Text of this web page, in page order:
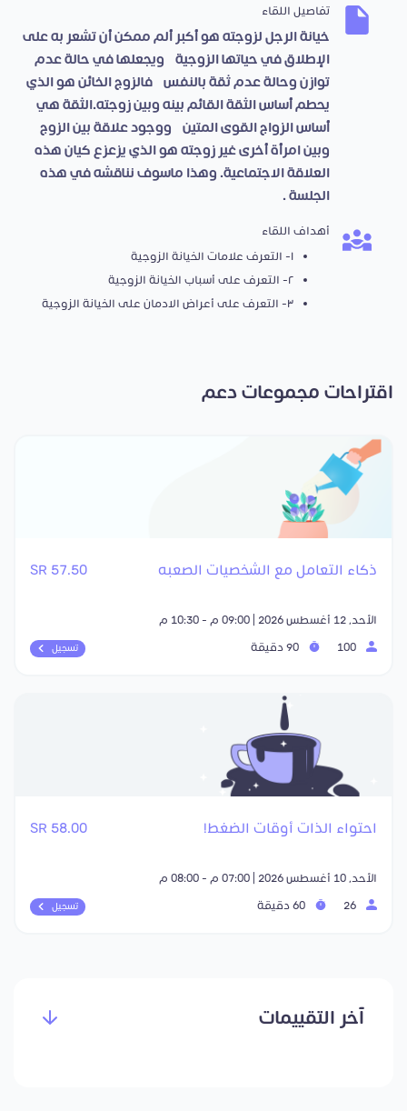
تفاصيل اللقاء
خيانة الرجل لزوجته هو أكبر ألم ممكن أن تشعر به على
الإطلاق في حياتها الزوجية، ويجعلها في حالة عدم
توازن وحالة عدم ثقة بالنفس، فالزوج الخائن هو الذي
يحطم أساس الثقة القائم بينه وبين زوجته. الثقة هي
أساس الزواج القوى المتين، ووجود علاقة بين الزوج
وبين امرأة أخرى غير زوجته هو الذي يزعزع كيان هذه
العلاقة الاجتماعية. وهذا ماسوف نناقشه في هذه
الجلسة .
أهداف اللقاء
١- التعرف علامات الخيانة الزوجية
٢- التعرف على أسباب الخيانة الزوجية
٣- التعرف على أعراض الادمان على الخيانة الزوجية
اقتراحات مجموعات دعم
ذكاء التعامل مع الشخصيات الصعبه 57.50 SR
الأحد, 12 أغسطس 2026 | 09:00 م - 10:30 م
تسجيل
احتواء الذات أوقات الضغط! 58.00 SR
الأحد, 10 أغسطس 2026 | 07:00 م - 08:00 م
تسجيل
آخر التقييمات